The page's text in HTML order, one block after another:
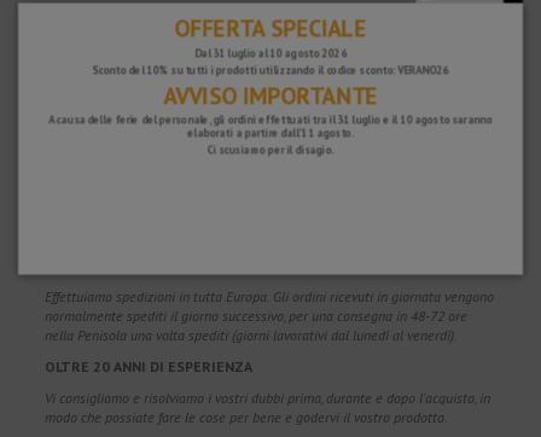
PERCHÉ SCEGLIERE NOI?
Effettuiamo spedizioni in tutta Europa. Gli ordini ricevuti in giornata vengono
normalmente spediti il giorno successivo, per una consegna in 48-72 ore
nella Penisola una volta spediti (giorni lavorativi dal lunedì al venerdì).
OLTRE 20 ANNI DI ESPERIENZA
Vi consigliamo e risolviamo i vostri dubbi prima, durante e dopo l'acquisto, in
modo che possiate fare le cose per bene e godervi il vostro prodotto.
OFFERTA SPECIALE
Dal 31 luglio al 10 agosto 2026
Sconto del 10% su tutti i prodotti utilizzando il codice sconto: VERANO26
AVVISO IMPORTANTE
A causa delle ferie del personale, gli ordini effettuati tra il 31 luglio e il 10 agosto saranno
elaborati a partire dall'11 agosto.
Ci scusiamo per il disagio.